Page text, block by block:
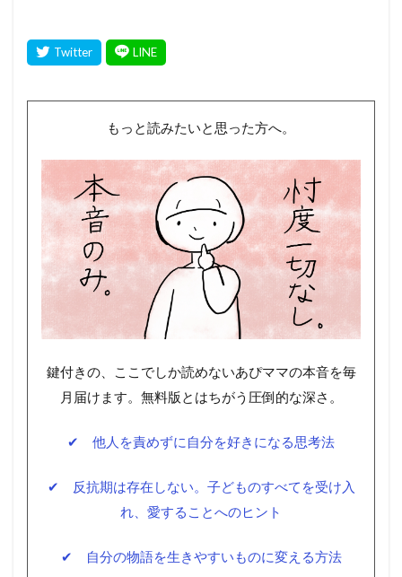
もっと読みたいと思った方へ。
鍵付きの、ここでしか読めないあぴママの本音を毎
月届けます。無料版とはちがう圧倒的な深さ。
✔ 他人を責めずに自分を好きになる思考法
✔ 反抗期は存在しない。子どものすべてを受け入
れ、愛することへのヒント
✔ 自分の物語を生きやすいものに変える方法